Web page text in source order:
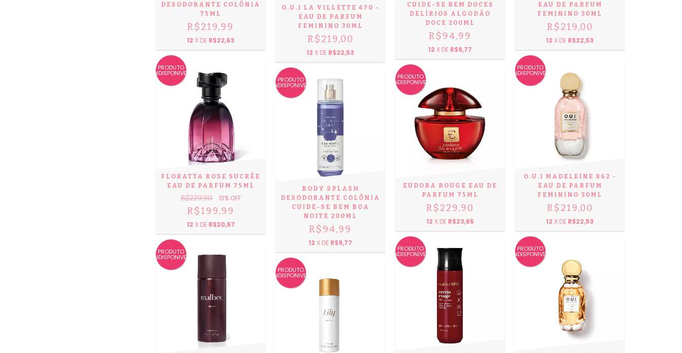
DESODORANTE COLÔNIA
75ML
R$219,99
12 X DE R$22,63
O.U.I LA VILLETTE 470 -
EAU DE PARFUM
FEMININO 30ML
R$219,00
12 X DE R$22,53
CUIDE-SE BEM DOCES
DELÍRIOS ALGODÃO
DOCE 200ML
R$94,99
12 X DE R$9,77
EAU DE PARFUM
FEMININO 30ML
R$219,00
12 X DE R$22,53
PRODUTO
INDISPONIVEL
FLORATTA ROSE SUCRÉE
EAU DE PARFUM 75ML
R$229,90 13% OFF
R$199,99
12 X DE R$20,57
PRODUTO
INDISPONIVEL
BODY SPLASH
DESODORANTE COLÔNIA
CUIDE-SE BEM BOA
NOITE 200ML
R$94,99
12 X DE R$9,77
PRODUTO
INDISPONIVEL
EUDORA ROUGE EAU DE
PARFUM 75ML
R$229,90
12 X DE R$23,65
PRODUTO
INDISPONIVEL
O.U.I MADELEINE 862 -
EAU DE PARFUM
FEMININO 30ML
R$219,00
12 X DE R$22,53
PRODUTO
INDISPONIVEL
PRODUTO
INDISPONIVEL
PRODUTO
INDISPONIVEL
PRODUTO
INDISPONIVEL